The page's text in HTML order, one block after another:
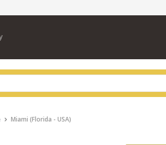
Miami (Florida - USA)